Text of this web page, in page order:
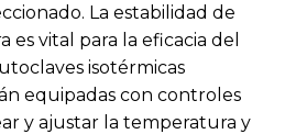
La estabilidad de
es vital para la eficacia del
isotérmicas
equipadas con controles
y ajustar la temperatura y